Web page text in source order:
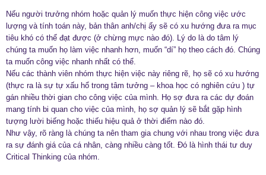
Nếu người trưởng nhóm hoặc quản lý muốn thực hiện công việc ước
lượng và tính toán này, bản thân anh/chị ấy sẽ có xu hướng đưa ra mục
tiêu khó có thể đạt được (ở chừng mực nào đó). Lý do là do tâm lý
chúng ta muốn họ làm việc nhanh hơn, muốn “dí” họ theo cách đó. Chúng
ta muốn công việc nhanh nhất có thể.
Nếu các thành viên nhóm thực hiện việc này riêng rẽ, họ sẽ có xu hướng
(thực ra là sự tự xấu hổ trong tâm tưởng – khoa học có nghiên cứu ) tự
gán nhiều thời gian cho công việc của mình. Họ sợ đưa ra các dự đoán
mang tính bi quan cho việc của mình, họ sợ quản lý sẽ bắt gặp hình
tượng lười biếng hoặc thiếu hiệu quả ở thời điểm nào đó.
Như vậy, rõ ràng là chúng ta nên tham gia chung với nhau trong việc đưa
ra sự đánh giá của cá nhân, càng nhiều càng tốt. Đó là hình thái tư duy
Critical Thinking của nhóm.